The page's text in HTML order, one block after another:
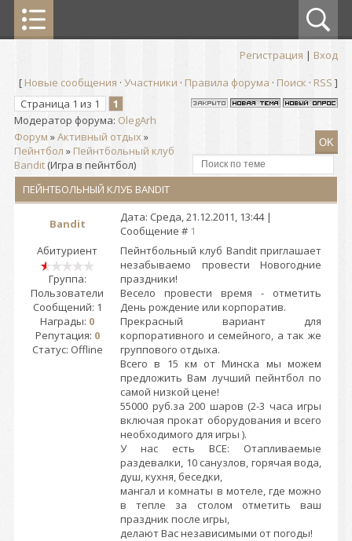
Регистрация | Вход
[ Новые сообщения · Участники · Правила форума · Поиск · RSS ]
Страница 1 из 1
1
Модератор форума: OlegArh
Форум »Активный отдых»
Пейнтбол » Пейнтбольный клуб
Bandit(Игра в пейнтбол)
ПЕЙНТБОЛЬНЫЙ КЛУБ BANDIT
Bandit
Дата: Среда, 21.12.2011, 13:44 |
Сообщение # 1
Абитуриент
Группа:
Пользователи
Сообщений: 1
Награды: 0
Репутация: 0
Статус: Offline
Пейнтбольный клуб Bandit приглашает
незабываемо провести Новогодние
праздники!
Весело провести время - отметить
День рождение или корпоратив.
Прекрасный вариант для
корпоративного и семейного, а так же
группового отдыха.
Всего в 15 км от Минска мы можем
предложить Вам лучший пейнтбол по
самой низкой цене!
55000 руб.за 200 шаров (2-3 часа игры
включая прокат оборудования и всего
необходимого для игры ).
У нас есть ВСЕ: Отапливаемые
раздевалки, 10 санузлов, горячая вода,
душ, кухня, беседки,
мангал и комнаты в мотеле, где можно
в тепле за столом отметить ваш
праздник после игры,
делают Вас независимыми от погоды!